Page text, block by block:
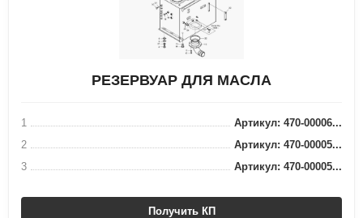
РЕЗЕРВУАР ДЛЯ МАСЛА
1
Артикул: 470-00006...
2
Артикул: 470-00005...
3
Артикул: 470-00005...
Получить КП